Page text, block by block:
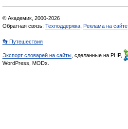
© Академик, 2000-2026
Обратная связь: Техподдержка Реклама на сайте
👣 Путешествия
Экспорт словарей на сайты , сделанные на PHP,
WordPress, MODx.